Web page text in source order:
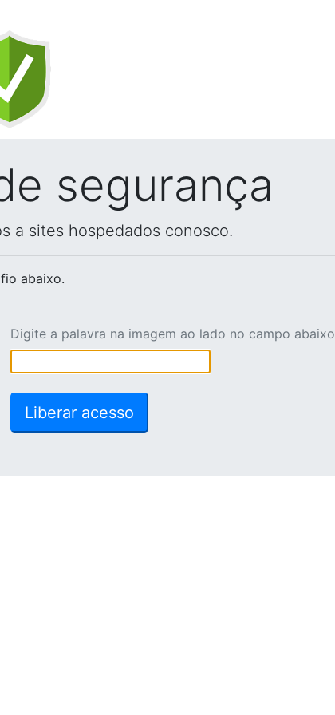
segurança
a sites hospedados conosco.
abaixo.
Digite a palavra na imagem ao lado no campo abaixo